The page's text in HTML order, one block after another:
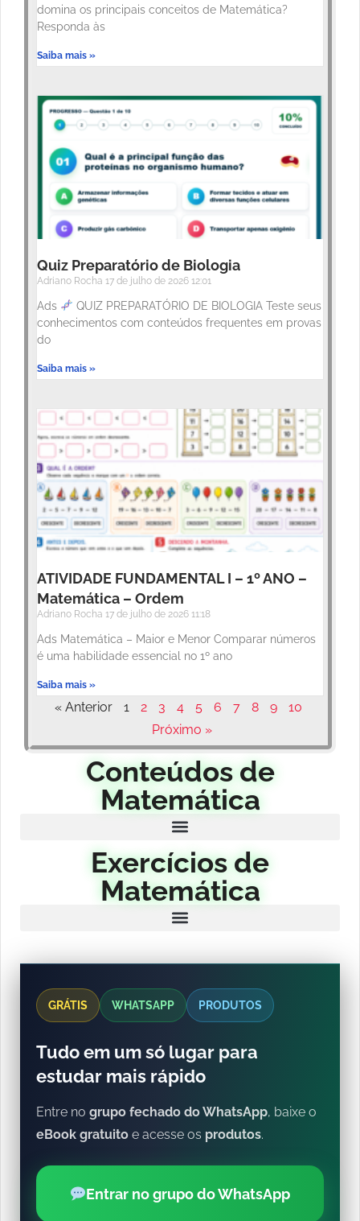
domina os principais conceitos de Matemática?
Responda às
Saiba mais »
Quiz Preparatório de Biologia
Adriano Rocha 17 de julho de 2026 12:01
Ads
QUIZ PREPARATÓRIO DE BIOLOGIA Teste seus
conhecimentos com conteúdos frequentes em provas
do
Saiba mais »
ATIVIDADE FUNDAMENTAL I – 1º ANO –
Matemática – Ordem
Adriano Rocha 17 de julho de 2026 11:18
Ads Matemática – Maior e Menor Comparar números
é uma habilidade essencial no 1º ano
Saiba mais »
« Anterior 1 2 3 4 5 6 7 8 9
10
Próximo »
Conteúdos de
Matemática
Exercícios de
Matemática
GRÁTIS WHATSAPP PRODUTOS
Tudo em um só lugar para
estudar mais rápido
Entre no grupo fechado do WhatsApp, baixe o
eBook gratuito e acesse os produtos.
Entrar no grupo do WhatsApp